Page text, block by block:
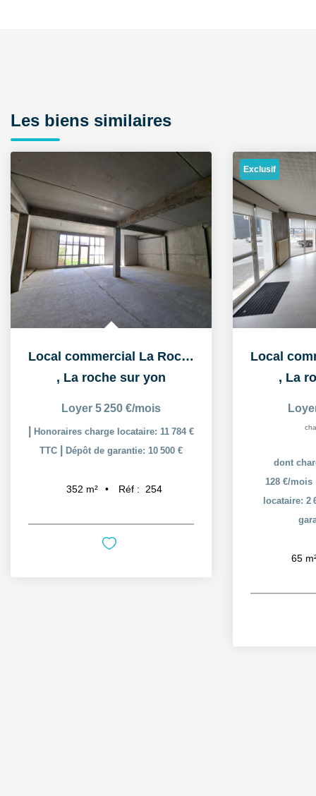
Les biens similaires
Local commercial La Roche Sur Yon 352 m2
, La roche sur yon
Loyer 5 250 €/mois
Honoraires charge locataire: 11 784 €
TTC
Dépôt de garantie: 10 500 €
352 m² Réf : 254
Exclusif
, La
dont
128 €/mois
locataire: 2
65